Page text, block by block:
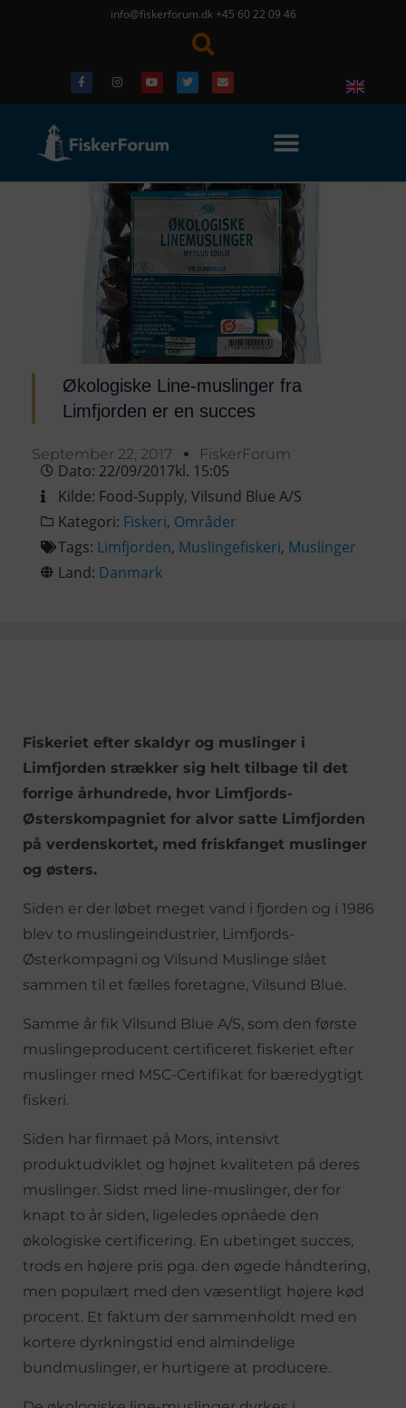
info@fiskerforum.dk +45 60 22 09 46
Økologiske Line-muslinger fra
Limfjorden er en succes
September 22, 2017 FiskerForum
Dato: 22/09/2017kl. 15:05
Kilde: Food-Supply, Vilsund Blue A/S
Kategori: Fiskeri, Områder
Tags: Limfjorden, Muslingefiskeri, Muslinger
Land: Danmark
Fiskeriet efter skaldyr og muslinger i
Limfjorden strækker sig helt tilbage til det
forrige århundrede, hvor Limfjords-
Østerskompagniet for alvor satte Limfjorden
på verdenskortet, med friskfanget muslinger
og østers.
Siden er der løbet meget vand i fjorden og i 1986
blev to muslingeindustrier, Limfjords-
Østerkompagni og Vilsund Muslinge slået
sammen til et fælles foretagne, Vilsund Blue.
Samme år fik Vilsund Blue A/S, som den første
muslingeproducent certificeret fiskeriet efter
muslinger med MSC-Certifikat for bæredygtigt
fiskeri.
Siden har firmaet på Mors, intensivt
produktudviklet og højnet kvaliteten på deres
muslinger. Sidst med line-muslinger, der for
knapt to år siden, ligeledes opnåede den
økologiske certificering. En ubetinget succes,
trods en højere pris pga. den øgede håndtering,
men populært med den væsentligt højere kød
procent. Et faktum der sammenholdt med en
kortere dyrkningstid end almindelige
bundmuslinger, er hurtigere at producere.